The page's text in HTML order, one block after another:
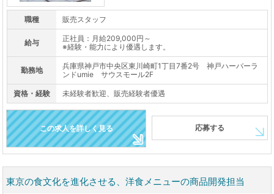
職種 販売スタッフ
給与
正社員：月給209,000円～
※経験・能力により優遇します。
勤務地
兵庫県神戸市中央区東川崎町1丁目7番2号 神戸ハーバーラ
ンドumie サウスモール2F
資格・経験 未経験者歓迎、販売経験者優遇
この求人を詳しく見る 応募する
東京の食文化を進化させる、洋食メニューの商品開発担当